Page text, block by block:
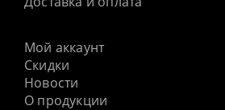
Мой аккаунт
Скидки
Новости
О продукции